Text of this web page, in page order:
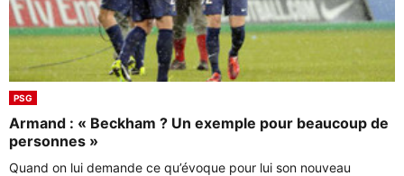
PSG
Armand : « Beckham ? Un exemple pour beaucoup de
personnes »
Quand on lui demande ce qu’évoque pour lui son nouveau